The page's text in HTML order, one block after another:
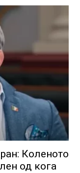
Коленото
од кога